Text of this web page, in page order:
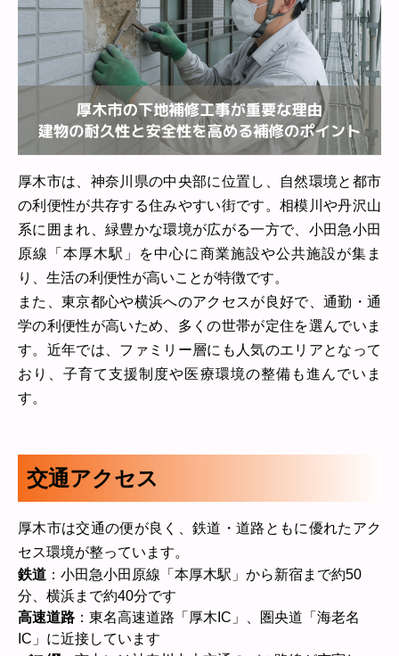
厚木市は、神奈川県の中央部に位置し、自然環境と都市
の利便性が共存する住みやすい街です。相模川や丹沢山
系に囲まれ、緑豊かな環境が広がる一方で、小田急小田
原線「本厚木駅」を中心に商業施設や公共施設が集ま
り、生活の利便性が高いことが特徴です。
また、東京都心や横浜へのアクセスが良好で、通勤・通
学の利便性が高いため、多くの世帯が定住を選んでいま
す。近年では、ファミリー層にも人気のエリアとなって
おり、子育て支援制度や医療環境の整備も進んでいま
す。
交通アクセス
厚木市は交通の便が良く、鉄道・道路ともに優れたアク
セス環境が整っています。
鉄道 ：小田急小田原線「本厚木駅」から新宿まで約50
分、横浜まで約40分です
高速道路 ：東名高速道路「厚木IC」、圏央道「海老名
IC」に近接しています